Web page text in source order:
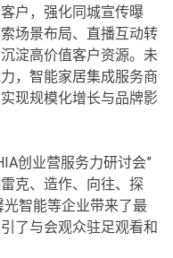
户，强化同城宣传曝
场景布局、直播互动转
淀高价值客户资源。未
，智能家居集成服务商
现规模化增长与品牌影
创业营服务力研讨会”
克、造作、向往、探
光智能等企业带来了最
了与会观众驻足观看和